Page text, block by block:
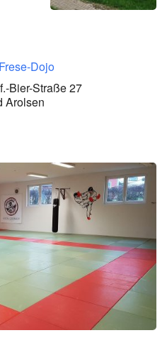
Dojo
Bier-Straße 27
Arolsen